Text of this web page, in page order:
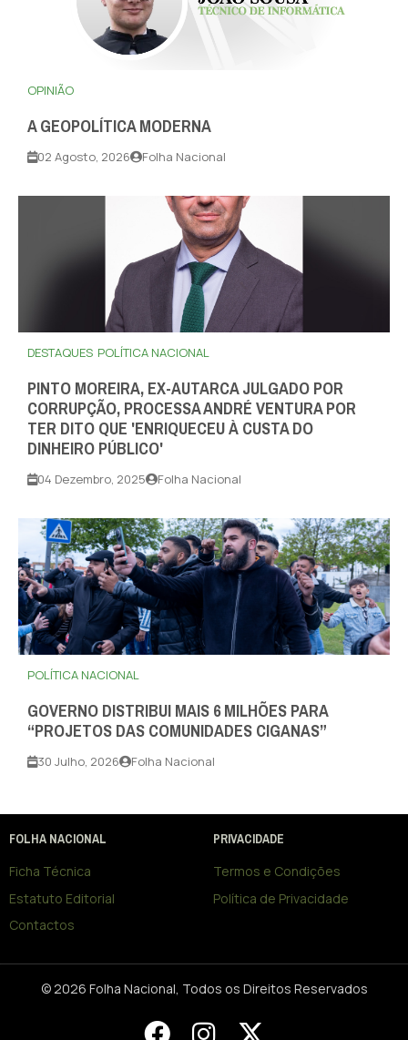
OPINIÃO
A GEOPOLÍTICA MODERNA
02 Agosto, 2026 Folha Nacional
DESTAQUES POLÍTICA NACIONAL
PINTO MOREIRA, EX-AUTARCA JULGADO POR
CORRUPÇÃO, PROCESSA ANDRÉ VENTURA POR
TER DITO QUE 'ENRIQUECEU À CUSTA DO
DINHEIRO PÚBLICO'
04 Dezembro, 2025 Folha Nacional
POLÍTICA NACIONAL
GOVERNO DISTRIBUI MAIS 6 MILHÕES PARA
“PROJETOS DAS COMUNIDADES CIGANAS”
30 Julho, 2026 Folha Nacional
FOLHA NACIONAL
Ficha Técnica
Estatuto Editorial
Contactos
PRIVACIDADE
Termos e Condições
Política de Privacidade
© 2026 Folha Nacional, Todos os Direitos Reservados